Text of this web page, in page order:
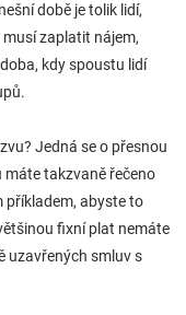
době je tolik lidí,
zaplatit nájem,
kdy spoustu lidí
Jedná se o přesnou
máte takzvaně řečeno
příkladem, abyste to
fixní plat nemáte
uzavřených smluv s